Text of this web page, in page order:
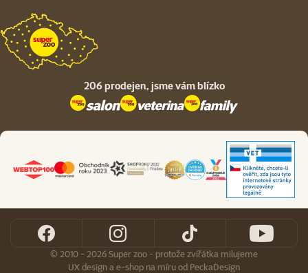
206 prodejen, jsme vám blízko
© 2010 - 2026 Super zoo - protože zvířátka milujeme
UX designa e-shop na míruod PeckaDesign